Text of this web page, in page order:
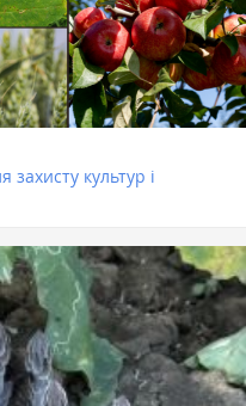
культур і